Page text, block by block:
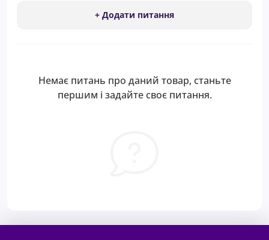
+ Додати питання
Немає питань про даний товар, станьте
першим і задайте своє питання.